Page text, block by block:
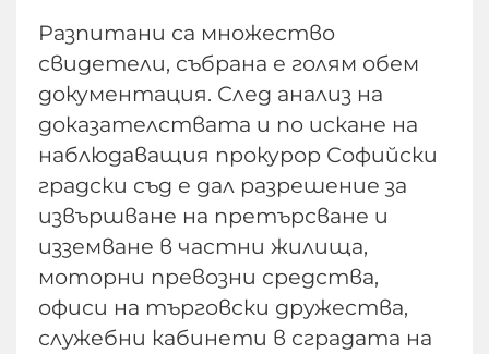
Разпитани са множество
свидетели, събрана е голям обем
документация. След анализ на
доказателствата и по искане на
наблюдаващия прокурор Софийски
градски съд е дал разрешение за
извършване на претърсване и
изземване в частни жилища,
моторни превозни средства,
офиси на търговски дружества,
служебни кабинети в сградата на